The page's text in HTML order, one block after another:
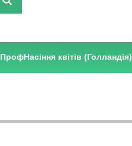
ПрофНасіння квітів (Голландія)